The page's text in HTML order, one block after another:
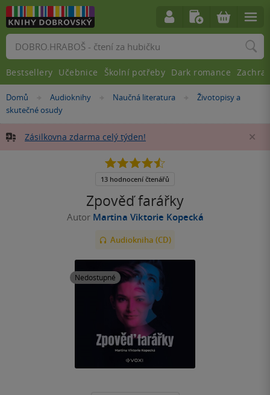
Nacházíte
se
Domů »Audioknihy »
Naučná literatura »
Životopisy a
skutečné osudy
Zásilkovna zdarma celý týden!
Zpověď farářky
Autor Martina Viktorie Kopecká
Audiokniha (CD)
Nedostupné
4.5
5
13 hodnocení čtenářů
Vyhledávání
Bestsellery Učebnice Školní potřeby Dark romance